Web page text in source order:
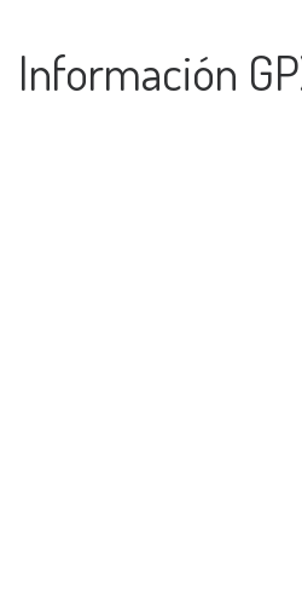
Información